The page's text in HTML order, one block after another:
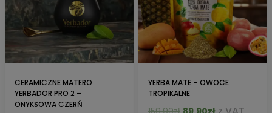
CERAMICZNE MATERO
YERBADOR PRO 2 –
ONYKSOWA CZERŃ
YERBA MATE – OWOCE
TROPIKALNE
PierwotnaAktualna